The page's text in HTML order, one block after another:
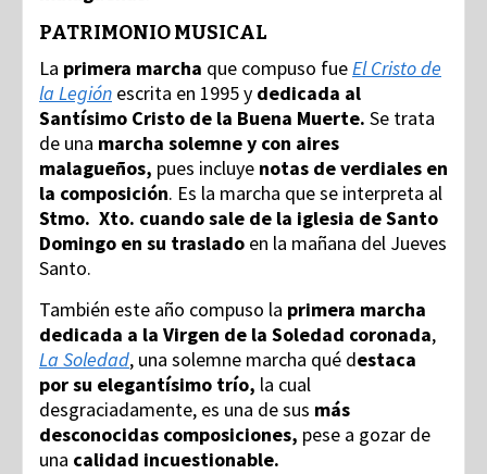
PATRIMONIO MUSICAL
La primera marcha que compuso fueEl Cristo de
la Legión escrita en 1995 y dedicada al
Santísimo Cristo de la Buena Muerte. Se trata
de una marcha solemne y con aires
malagueños, pues incluye notas de verdiales en
la composición. Es la marcha que se interpreta al
Stmo. Xto. cuando sale de la iglesia de Santo
Domingo en su traslado en la mañana del Jueves
Santo.
También este año compuso la primera marcha
dedicada a la Virgen de la Soledad coronada,
La Soledad, una solemne marcha qué destaca
por su elegantísimo trío, la cual
desgraciadamente, es una de sus más
desconocidas composiciones, pese a gozar de
una calidad incuestionable.